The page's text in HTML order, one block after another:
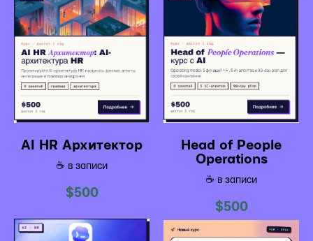
AI HR Архитектор
☕️ в записи
$500
Head of People
Operations
☕️ в записи
$500